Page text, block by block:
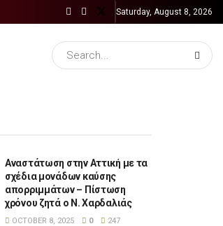
Saturday, August 8, 2026
Αναστάτωση στην Αττική με τα
σχέδια μονάδων καύσης
απορριμμάτων – Πίστωση
χρόνου ζητά ο Ν. Χαρδαλιάς
OCTOBER 8, 2025 0 247